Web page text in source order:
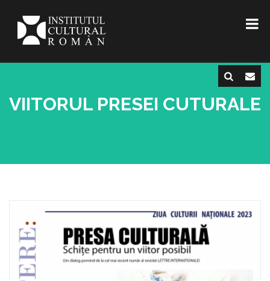
VIITORUL PRESEI CUTURALE